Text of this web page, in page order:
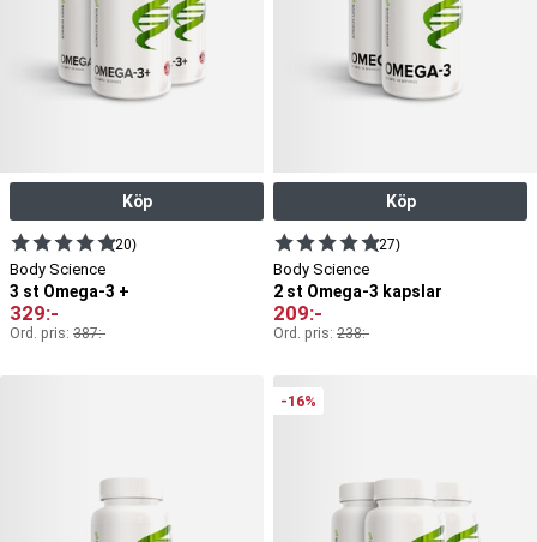
Köp
(20)
Body Science
3 st Omega-3 +
329:-
Ord. pris: 387:-
Köp
(27)
Body Science
2 st Omega-3 kapslar
209:-
Ord. pris: 238:-
-16%